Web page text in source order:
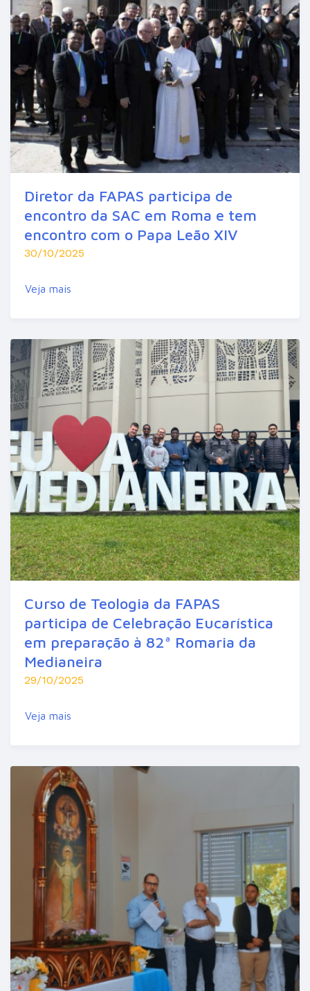
Diretor da FAPAS participa de
encontro da SAC em Roma e tem
encontro com o Papa Leão XIV
30/10/2025
Veja mais
Curso de Teologia da FAPAS
participa de Celebração Eucarística
em preparação à 82ª Romaria da
Medianeira
29/10/2025
Veja mais